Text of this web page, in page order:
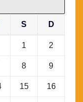
S D
1 2
8 9
15 16